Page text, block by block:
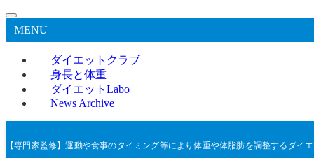
MENU
ダイエットクラブ
身長と体重
ダイエットLabo
News Archive
【専門家監修】運動や食事のタイミング等により体重や体脂肪を調整するダイ